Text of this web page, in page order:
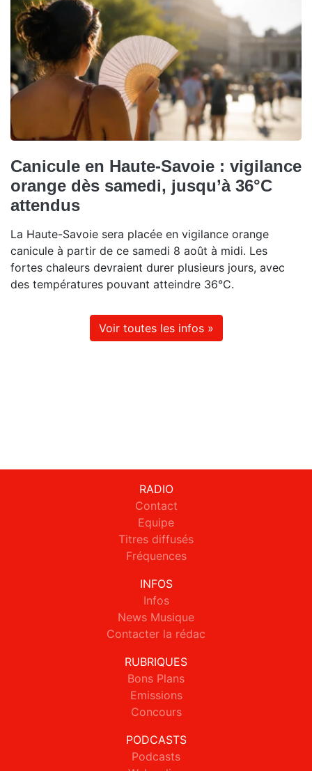
Canicule en Haute-Savoie : vigilance
orange dès samedi, jusqu’à 36°C
attendus
La Haute-Savoie sera placée en vigilance orange
canicule à partir de ce samedi 8 août à midi. Les
fortes chaleurs devraient durer plusieurs jours, avec
des températures pouvant atteindre 36°C.
Voir toutes les infos »
RADIO
Contact
Equipe
Titres diffusés
Fréquences
INFOS
Infos
News Musique
Contacter la rédac
RUBRIQUES
Bons Plans
Emissions
Concours
PODCASTS
Podcasts